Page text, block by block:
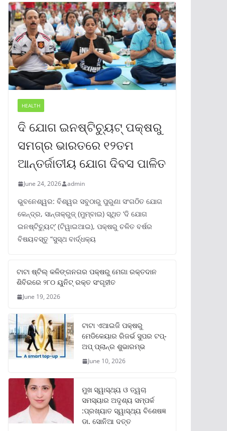
HEALTH
ଦି ଯୋଗ ଇନଷ୍ଟିଚ୍ୟୁଟ୍ ପକ୍ଷରୁ
ସମଗ୍ର ଭାରତରେ ୧୨ତମ
ଆନ୍ତର୍ଜାତୀୟ ଯୋଗ ଦିବସ ପାଳିତ
June 24, 2026 admin
ଭୁବନେଶ୍ୱର: ବିଶ୍ୱର ସବୁଠାରୁ ପୁରୁଣା ସଂଗଠିତ ଯୋଗ
କେନ୍ଦ୍ର, ସାନ୍ତାକ୍ରୁଜ୍ (ମୁମ୍ବାଇ) ସ୍ଥିତ ‘ଦି ଯୋଗ
ଇନଷ୍ଟିଚ୍ୟୁଟ୍‌’ (ଟିୱାଇଆଇ), ପକ୍ଷରୁ ଚଳିତ ବର୍ଷର
ବିଷୟବସ୍ତୁ “ସୁସ୍ଥ ବାର୍ଦ୍ଧକ୍ୟ
ଟାଟା ଷ୍ଟିଲ୍‌ କଳିଙ୍ଗନଗର ପକ୍ଷରୁ ମେଗା ରକ୍ତଦାନ
ଶିବିରରେ ୨୮୦ ୟୁନିଟ୍‌ ରକ୍ତ ସଂଗୃହୀତ
June 19, 2026
ଟାଟା ଏଆଇଜି ପକ୍ଷରୁ
ମେଡିକେୟାର ରିଜର୍ଭ ସୁପର ଟପ୍‌-
ଅପ୍ ପ୍ଲାନ୍‌ର ଶୁଭାରମ୍ଭ
June 10, 2026
ମୁଖ ସ୍ୱାସ୍ଥ୍ୟ ଓ ତ୍ୱଚା
ସମସ୍ୟାର ଅଦୃଶ୍ୟ ସମ୍ପର୍କ
:ପ୍ରଖ୍ୟାତ ସ୍ୱାସ୍ଥ୍ୟ ବିଶେଷଜ୍ଞ
ଡା. ସୋନିଆ ଦତ୍ତ